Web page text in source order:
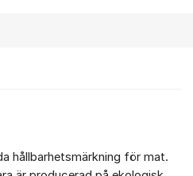
hållbarhetsmärkning för mat.